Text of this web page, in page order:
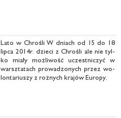
La­to w Chro­śli W dniach od 15 do 18
lip­ca 2014r. dzie­ci z Chro­śli ale nie tyl­
ko mia­ły moż­li­wość uczest­ni­czyć w
warsz­ta­tach pro­wa­dzo­nych przez wo­
lon­ta­riu­szy z roż­nych kra­jów Eu­ro­py.